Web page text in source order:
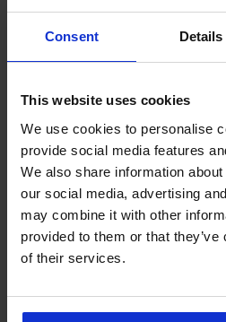
Consent Details
This website uses cookies
We use cookies to personalise
provide social media features
We also share information
our social media, advertising
may combine it with other
provided to them or that
of their services.
4,6